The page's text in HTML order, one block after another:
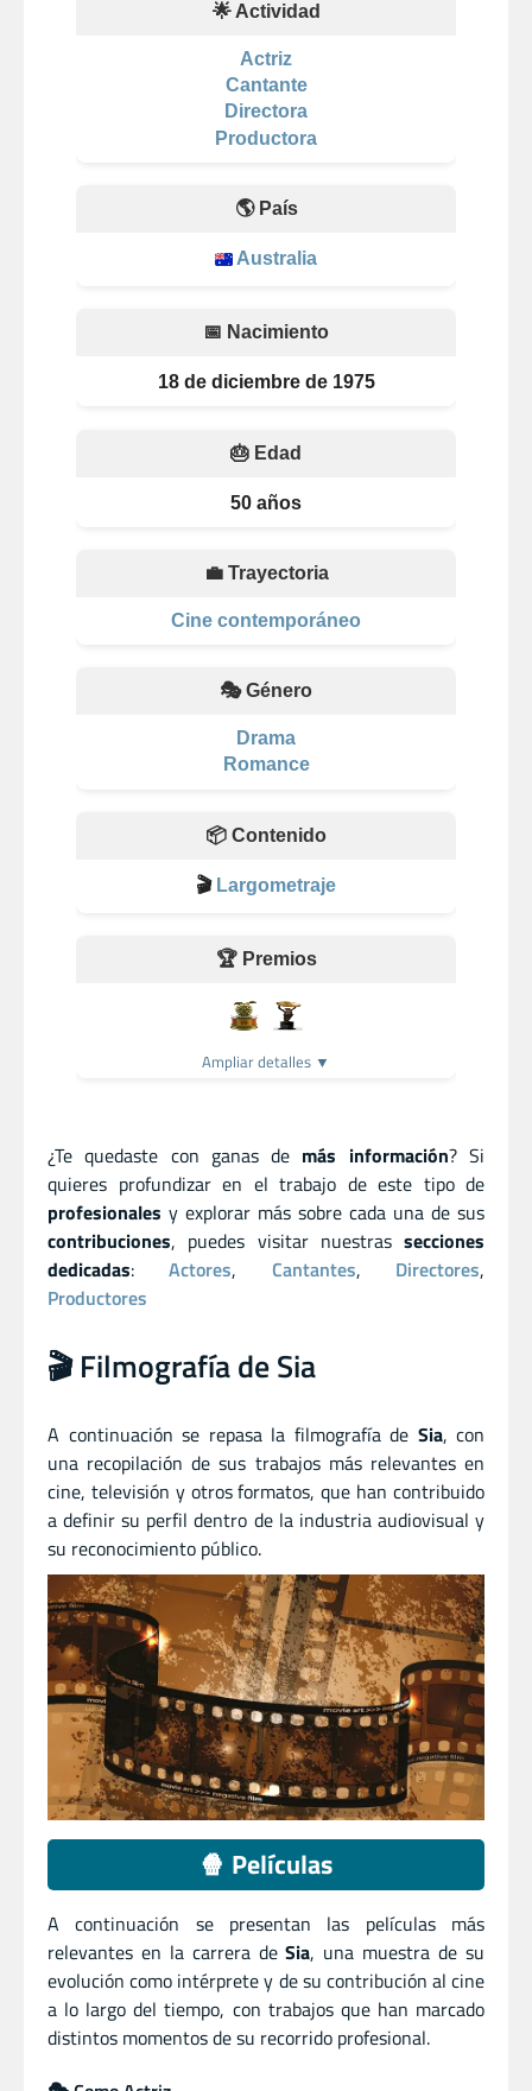
🌟 Actividad
Actriz
Cantante
Directora
Productora
🌎 País
Australia
📅 Nacimiento
18 de diciembre de 1975
🎂 Edad
50 años
💼 Trayectoria
Cine contemporáneo
🎭 Género
Drama
Romance
📦 Contenido
🎬 Largometraje
🏆 Premios
Ampliar detalles ▼
¿Te quedaste con ganas de más información? Si
quieres profundizar en el trabajo de este tipo de
profesionales y explorar más sobre cada una de sus
contribuciones, puedes visitar nuestras secciones
dedicadas:Actores, Cantantes, Directores,
Productores
🎬 Filmografía de Sia
A continuación se repasa la filmografía de Sia, con
una recopilación de sus trabajos más relevantes en
cine, televisión y otros formatos, que han contribuido
a definir su perfil dentro de la industria audiovisual y
su reconocimiento público.
🍿 Películas
A continuación se presentan las películas más
relevantes en la carrera deSia, una muestra de su
evolución como intérprete y de su contribución al cine
a lo largo del tiempo, con trabajos que han marcado
distintos momentos de su recorrido profesional.